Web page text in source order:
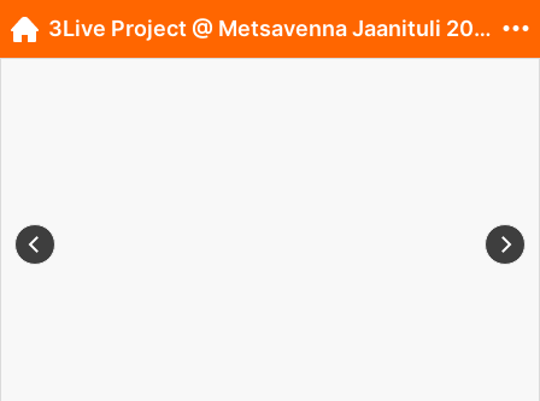
3Live Project @ Metsavenna Jaanituli 2017 / EST /